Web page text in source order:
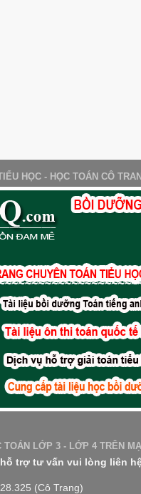
HỌC - HỌC TOÁN CÔ
TOÁN LỚP 3 - LỚP 4 TRÊN
trợ tư vấn vui lòng liên
(Cô Trang)